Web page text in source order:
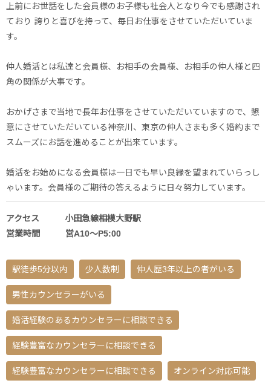
上前にお世話をした会員様のお子様も社会人となり今でも感謝され
ており 誇りと喜びを持って、毎日お仕事をさせていただいていま
す。
仲人婚活とは私達と会員様、お相手の会員様、お相手の仲人様と四
角の関係が大事です。
おかげさまで当地で長年お仕事をさせていただいていますので、懇
意にさせていただいている神奈川、東京の仲人さまも多く婚約まで
スムーズにお話を進めることが出来ています。
婚活をお始めになる会員様は一日でも早い良縁を望まれていらっし
ゃいます。会員様のご期待の答えるように日々努力しています。
アクセス 小田急線相模大野駅
営業時間 営A10〜P5:00
駅徒歩5分以内 少人数制 仲人歴3年以上の者がいる
男性カウンセラーがいる
婚活経験のあるカウンセラーに相談できる
経験豊富なカウンセラーに相談できる
経験豊富なカウンセラーに相談できる オンライン対応可能